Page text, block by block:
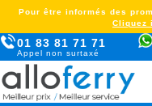
01 83 81 71 71
Appel non surtaxé
Pour être informés des
Cliquez